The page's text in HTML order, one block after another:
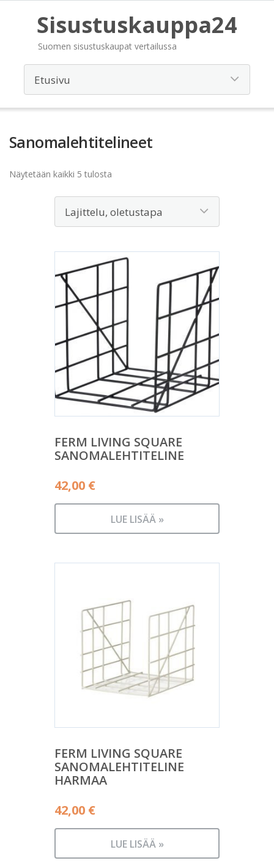
Sisustuskauppa24
Suomen sisustuskaupat vertailussa
Sanomalehtitelineet
Näytetään kaikki 5 tulosta
FERM LIVING SQUARE
SANOMALEHTITELINE
42,00 €
LUE LISÄÄ »
FERM LIVING SQUARE
SANOMALEHTITELINE
HARMAA
42,00 €
LUE LISÄÄ »